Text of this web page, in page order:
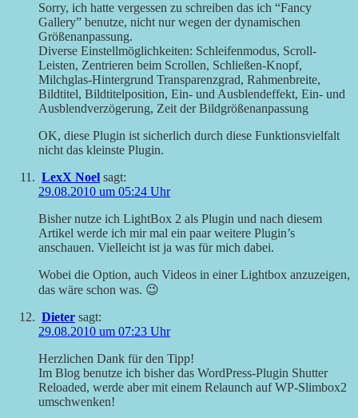
Sorry, ich hatte vergessen zu schreiben das ich “Fancy
Gallery” benutze, nicht nur wegen der dynamischen
Größenanpassung.
Diverse Einstellmöglichkeiten: Schleifenmodus, Scroll-
Leisten, Zentrieren beim Scrollen, Schließen-Knopf,
Milchglas-Hintergrund Transparenzgrad, Rahmenbreite,
Bildtitel, Bildtitelposition, Ein- und Ausblendeffekt, Ein- und
Ausblendverzögerung, Zeit der Bildgrößenanpassung
OK, diese Plugin ist sicherlich durch diese Funktionsvielfalt
nicht das kleinste Plugin.
LexX Noel sagt:
29.08.2010 um 05:24 Uhr
Bisher nutze ich LightBox 2 als Plugin und nach diesem
Artikel werde ich mir mal ein paar weitere Plugin’s
anschauen. Vielleicht ist ja was für mich dabei.
Wobei die Option, auch Videos in einer Lightbox anzuzeigen,
das wäre schon was. 😉
Dieter sagt:
29.08.2010 um 07:23 Uhr
Herzlichen Dank für den Tipp!
Im Blog benutze ich bisher das WordPress-Plugin Shutter
Reloaded, werde aber mit einem Relaunch auf WP-Slimbox2
umschwenken!